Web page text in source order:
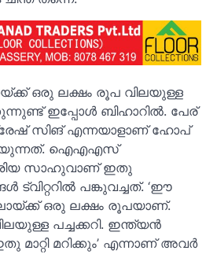
ഒരു ലക്ഷം രൂപ വിലയുള്ള
ഇപ്പോൾ ബിഹാറിൽ. പേര്
സിങ് എന്നയാളാണ് ഹോപ്
ഐഎഎസ്
സാഹുവാണ് ഇതു
ട്വിറ്ററിൽ പങ്കുവച്ചത്. ‘ഈ
ഒരു ലക്ഷം രൂപയാണ്.
പച്ചക്കറി. ഇന്ത്യൻ
മറിക്കും’ എന്നാണ് അവർ